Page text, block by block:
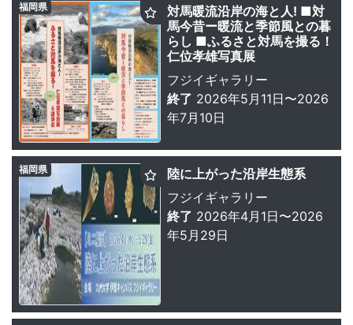
対馬暖流沿岸の海と人! ■対
馬今昔ー暖流と季節風との暮
らし ■ふるさと対馬を撮る！
仁位孝雄写真展
フジイギャラリー
終了 2026年5月11日〜2026
年7月10日
福岡県
陸に上がった沿岸生態系
フジイギャラリー
終了 2026年4月1日〜2026
年5月29日
福岡県